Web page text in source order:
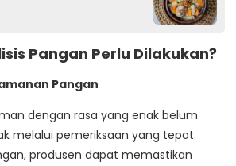
Pangan Perlu Dilakukan?
Pangan
dengan rasa yang enak belum
melalui pemeriksaan yang tepat.
produsen dapat memastikan